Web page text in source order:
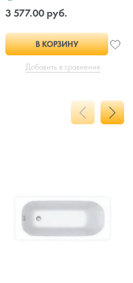
3 577.00 руб.
В КОРЗИНУ
Добавить в сравнение